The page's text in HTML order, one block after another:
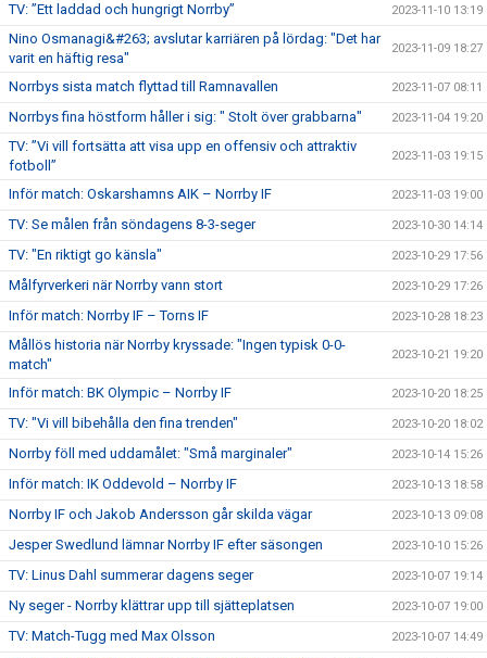
TV: ”Ett laddad och hungrigt Norrby” 2023-11-10 13:19
Nino Osmanagi&#263; avslutar karriären på lördag: "Det har
varit en häftig resa"
2023-11-09 18:27
Norrbys sista match flyttad till Ramnavallen 2023-11-07 08:11
Norrbys fina höstform håller i sig: " Stolt över grabbarna" 2023-11-04 19:20
TV: ”Vi vill fortsätta att visa upp en offensiv och attraktiv
fotboll”
2023-11-03 19:15
Inför match: Oskarshamns AIK – Norrby IF 2023-11-03 19:00
TV: Se målen från söndagens 8-3-seger 2023-10-30 14:14
TV: "En riktigt go känsla" 2023-10-29 17:56
Målfyrverkeri när Norrby vann stort 2023-10-29 17:26
Inför match: Norrby IF – Torns IF 2023-10-28 18:23
Mållös historia när Norrby kryssade: "Ingen typisk 0-0-
match"
2023-10-21 19:20
Inför match: BK Olympic – Norrby IF 2023-10-20 18:25
TV: "Vi vill bibehålla den fina trenden" 2023-10-20 18:02
Norrby föll med uddamålet: "Små marginaler" 2023-10-14 15:26
Inför match: IK Oddevold – Norrby IF 2023-10-13 18:58
Norrby IF och Jakob Andersson går skilda vägar 2023-10-13 09:08
Jesper Swedlund lämnar Norrby IF efter säsongen 2023-10-10 15:26
TV: Linus Dahl summerar dagens seger 2023-10-07 19:14
Ny seger - Norrby klättrar upp till sjätteplatsen 2023-10-07 19:00
TV: Match-Tugg med Max Olsson 2023-10-07 14:49